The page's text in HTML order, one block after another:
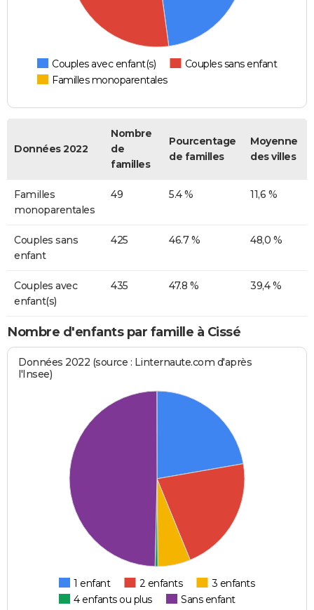
Couples avec enfant(s)
Couples sans enfant
Familles monoparentales
Données 2022
Nombre
de
familles
Pourcentage
de familles
Moyenne
des villes
Familles
monoparentales
49 5.4 % 11,6 %
Couples sans
enfant
425 46.7 % 48,0 %
Couples avec
enfant(s)
435 47.8 % 39,4 %
Nombre d'enfants par famille à Cissé
Données 2022 (source : Linternaute.com d'après
l'Insee)
1 enfant 2 enfants
3 enfants
4 enfants ou plus
Sans enfant